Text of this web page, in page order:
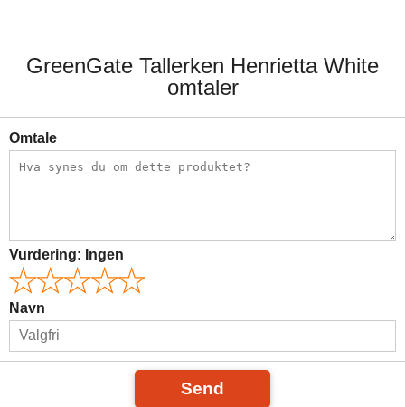
GreenGate Tallerken Henrietta White
omtaler
Omtale
Vurdering: Ingen
Navn
Send